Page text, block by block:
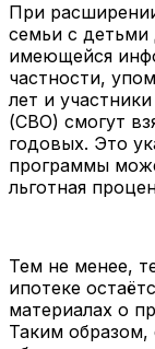
При
семьи с детьми
имеющейся
частности,
лет и
(СВО) смогут
годовых. Это
программы
льготная
Тем не менее,
ипотеке
материалах о
Таким образом,